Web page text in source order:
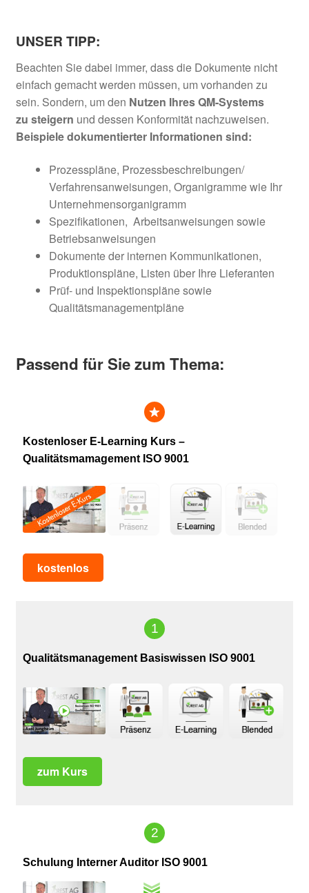
UNSER TIPP:
Beachten Sie dabei immer, dass die Dokumente nicht
einfach gemacht werden müssen, um vorhanden zu
sein. Sondern, um den Nutzen Ihres QM-Systems
zu steigern und dessen Konformität nachzuweisen.
Beispiele dokumentierter Informationen sind:
Prozesspläne, Prozessbeschreibungen/
Verfahrensanweisungen, Organigramme wie Ihr
Unternehmensorganigramm
Spezifikationen, Arbeitsanweisungen sowie
Betriebsanweisungen
Dokumente der internen Kommunikationen,
Produktionspläne, Listen über Ihre Lieferanten
Prüf- und Inspektionspläne sowie
Qualitätsmanagementpläne
Passend für Sie zum Thema:
Kostenloser E-Learning Kurs –
Qualitätsmamagement ISO 9001
kostenlos
1
Qualitätsmanagement Basiswissen ISO 9001
zum Kurs
2
Schulung Interner Auditor ISO 9001